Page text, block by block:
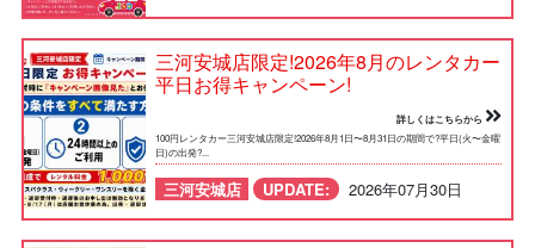
三河安城店限定!2026年8月のレンタカー
平日お得キャンペーン!
詳しくはこちらから
100円レンタカー三河安城店限定!2026年8月1日〜8月31日の期間で?平日(火〜金曜
日)の出発?...
三河安城店 UPDATE: 2026年07月30日